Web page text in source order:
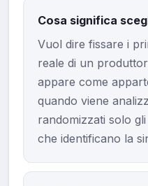
Cosa significa
Vuol dire fissare i
reale di un
appare come
quando viene
randomizzati solo
che identificano la